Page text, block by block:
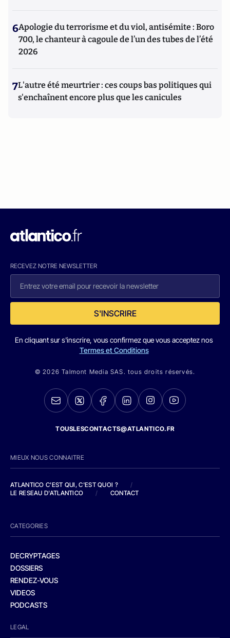
6Apologie du terrorisme et du viol, antisémite : Boro
700, le chanteur à cagoule de l’un des tubes de l’été
2026
7L'autre été meurtrier : ces coups bas politiques qui
s'enchaînent encore plus que les canicules
RECEVEZ NOTRE NEWSLETTER
S'INSCRIRE
En cliquant sur s'inscrire, vous confirmez que vous acceptez nos
Termes et Conditions
© 2026 Talmont Media SAS. tous droits réservés.
TOUSLESCONTACTS@ATLANTICO.FR
MIEUX NOUS CONNAITRE
ATLANTICO C'EST QUI, C'EST QUOI ?
/
LE RESEAU D'ATLANTICO
/ CONTACT
CATEGORIES
DECRYPTAGES
DOSSIERS
RENDEZ-VOUS
VIDEOS
PODCASTS
LEGAL